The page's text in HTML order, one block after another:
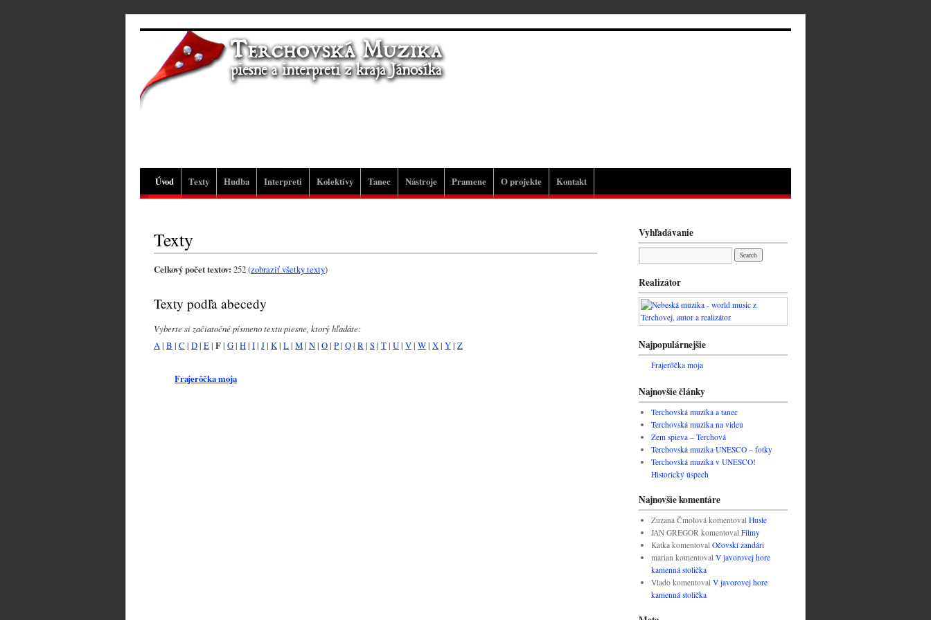
Úvod Texty Hudba Interpreti Kolektívy Tanec Nástroje Pramene O projekte Kontakt
Texty
Celkový počet textov: 252 (zobraziť všetky texty)
Texty podľa abecedy
Vyberte si začiatočné písmeno textu piesne, ktorý hľadáte:
A| B | C | D| E| F| G| H| I| J| K| L| M| N| O| P| Q| R| S| T| U| V| W| X| Y| Z
Frajerôčka moja
Vyhľadávanie
Realizátor
Najpopulárnejšie
Frajerôčka moja
Najnovšie články
Terchovská muzika a tanec
Terchovská muzika na videu
Zem spieva – Terchová
Terchovská muzika UNESCO – fotky
Terchovská muzika v UNESCO!
Historický úspech
Najnovšie komentáre
Zuzana Čmolová komentoval Husle
JAN GREGOR komentoval Filmy
Katka komentoval Očovskí žandári
marian komentoval V javorovej hore
kamenná stolička
Vlado komentoval V javorovej hore
kamenná stolička